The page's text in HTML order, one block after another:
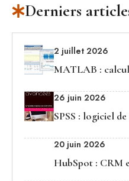
Derniers
2 juillet 2026
MATLAB :
26 juin 2026
SPSS : logiciel
20 juin 2026
HubSpot : CRM